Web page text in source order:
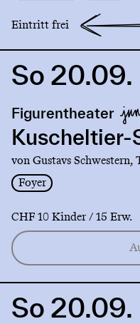
Eintritt frei
Link
Kuscheltier-
Safari
So 20.09.
Figurentheater
Kuscheltier-
von Gustavs Schwestern,
Foyer
CHF 10 Kinder / 15 Erw.
LinkSo 20.09.